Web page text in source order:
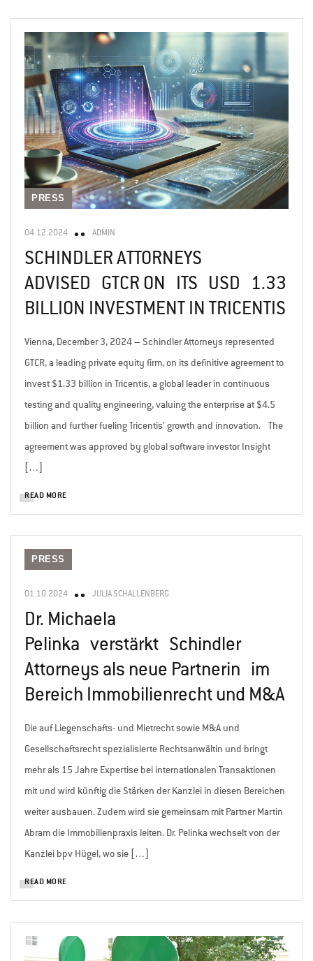
PRESS
04.12.2024 ADMIN
SCHINDLER ATTORNEYS
ADVISED GTCR ON ITS USD 1.33
BILLION INVESTMENT IN TRICENTIS
Vienna, December 3, 2024 – Schindler Attorneys represented
GTCR, a leading private equity firm, on its definitive agreement to
invest $1.33 billion in Tricentis, a global leader in continuous
testing and quality engineering, valuing the enterprise at $4.5
billion and further fueling Tricentis’ growth and innovation. The
agreement was approved by global software investor Insight
[…]
READ MORE
PRESS
01.10.2024 JULIA SCHALLENBERG
Dr. Michaela
Pelinka verstärkt Schindler
Attorneys als neue Partnerin im
Bereich Immobilienrecht und M&A
Die auf Liegenschafts- und Mietrecht sowie M&A und
Gesellschaftsrecht spezialisierte Rechtsanwältin und bringt
mehr als 15 Jahre Expertise bei internationalen Transaktionen
mit und wird künftig die Stärken der Kanzlei in diesen Bereichen
weiter ausbauen. Zudem wird sie gemeinsam mit Partner Martin
Abram die Immobilienpraxis leiten. Dr. Pelinka wechselt von der
Kanzlei bpv Hügel, wo sie […]
READ MORE